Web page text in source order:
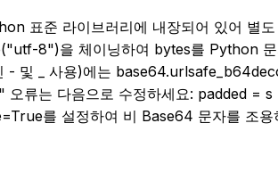
표준 라이브러리에 내장되어 있어 별
8")을 체이닝하여 bytes를 Python
- 및 _ 사용)에는
류는 다음으로 수정하세요: padded
를 설정하여 비 Base64 문자를 조